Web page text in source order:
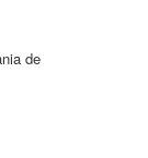
de